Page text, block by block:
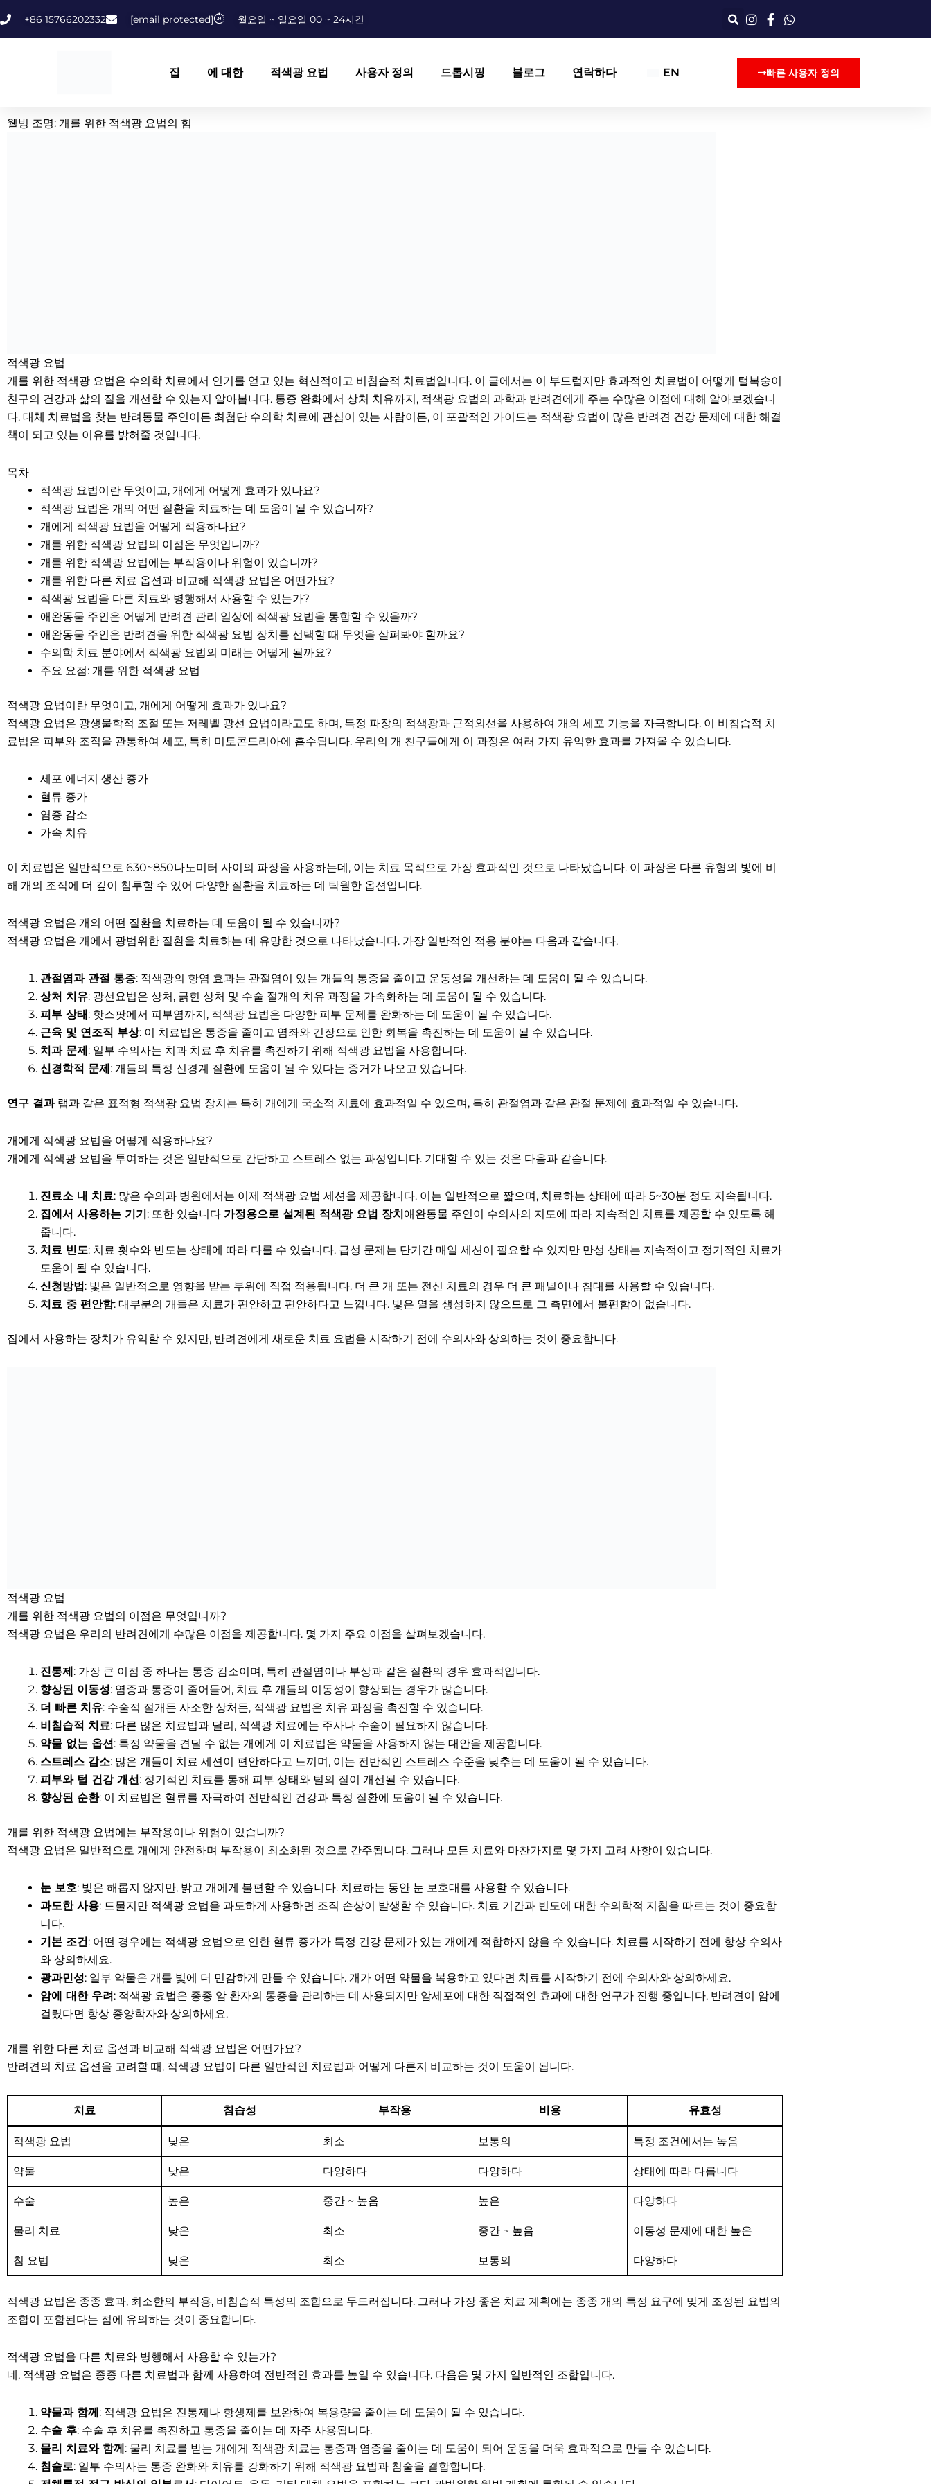
텐
뛰
+86 15766202332 [email protected] 월요일 ~ 일요일 00 ~ 24시간
집 에 대한 적색광 요법 사용자 정의 드롭시핑 블로그 연락하다 EN 빠른 사용자 정의
웰빙 조명: 개를 위한 적색광 요법의 힘
적색광 요법
개를 위한 적색광 요법은 수의학 치료에서 인기를 얻고 있는 혁신적이고 비침습적 치료법입니다. 이 글에서는 이 부드럽지만 효과적인 치료법이 어떻게 털복숭이
친구의 건강과 삶의 질을 개선할 수 있는지 알아봅니다. 통증 완화에서 상처 치유까지, 적색광 요법의 과학과 반려견에게 주는 수많은 이점에 대해 알아보겠습니
다. 대체 치료법을 찾는 반려동물 주인이든 최첨단 수의학 치료에 관심이 있는 사람이든, 이 포괄적인 가이드는 적색광 요법이 많은 반려견 건강 문제에 대한 해결
책이 되고 있는 이유를 밝혀줄 것입니다.
목차
적색광 요법이란 무엇이고, 개에게 어떻게 효과가 있나요?
적색광 요법은 개의 어떤 질환을 치료하는 데 도움이 될 수 있습니까?
개에게 적색광 요법을 어떻게 적용하나요?
개를 위한 적색광 요법의 이점은 무엇입니까?
개를 위한 적색광 요법에는 부작용이나 위험이 있습니까?
개를 위한 다른 치료 옵션과 비교해 적색광 요법은 어떤가요?
적색광 요법을 다른 치료와 병행해서 사용할 수 있는가?
애완동물 주인은 어떻게 반려견 관리 일상에 적색광 요법을 통합할 수 있을까?
애완동물 주인은 반려견을 위한 적색광 요법 장치를 선택할 때 무엇을 살펴봐야 할까요?
수의학 치료 분야에서 적색광 요법의 미래는 어떻게 될까요?
주요 요점: 개를 위한 적색광 요법
적색광 요법이란 무엇이고, 개에게 어떻게 효과가 있나요?
적색광 요법은 광생물학적 조절 또는 저레벨 광선 요법이라고도 하며, 특정 파장의 적색광과 근적외선을 사용하여 개의 세포 기능을 자극합니다. 이 비침습적 치
료법은 피부와 조직을 관통하여 세포, 특히 미토콘드리아에 흡수됩니다. 우리의 개 친구들에게 이 과정은 여러 가지 유익한 효과를 가져올 수 있습니다.
세포 에너지 생산 증가
혈류 증가
염증 감소
가속 치유
이 치료법은 일반적으로 630~850나노미터 사이의 파장을 사용하는데, 이는 치료 목적으로 가장 효과적인 것으로 나타났습니다. 이 파장은 다른 유형의 빛에 비
해 개의 조직에 더 깊이 침투할 수 있어 다양한 질환을 치료하는 데 탁월한 옵션입니다.
적색광 요법은 개의 어떤 질환을 치료하는 데 도움이 될 수 있습니까?
적색광 요법은 개에서 광범위한 질환을 치료하는 데 유망한 것으로 나타났습니다. 가장 일반적인 적용 분야는 다음과 같습니다.
관절염과 관절 통증: 적색광의 항염 효과는 관절염이 있는 개들의 통증을 줄이고 운동성을 개선하는 데 도움이 될 수 있습니다.
상처 치유: 광선요법은 상처, 긁힌 상처 및 수술 절개의 치유 과정을 가속화하는 데 도움이 될 수 있습니다.
피부 상태: 핫스팟에서 피부염까지, 적색광 요법은 다양한 피부 문제를 완화하는 데 도움이 될 수 있습니다.
근육 및 연조직 부상: 이 치료법은 통증을 줄이고 염좌와 긴장으로 인한 회복을 촉진하는 데 도움이 될 수 있습니다.
치과 문제: 일부 수의사는 치과 치료 후 치유를 촉진하기 위해 적색광 요법을 사용합니다.
신경학적 문제: 개들의 특정 신경계 질환에 도움이 될 수 있다는 증거가 나오고 있습니다.
연구 결과랩과 같은 표적형 적색광 요법 장치는 특히 개에게 국소적 치료에 효과적일 수 있으며, 특히 관절염과 같은 관절 문제에 효과적일 수 있습니다.
개에게 적색광 요법을 어떻게 적용하나요?
개에게 적색광 요법을 투여하는 것은 일반적으로 간단하고 스트레스 없는 과정입니다. 기대할 수 있는 것은 다음과 같습니다.
진료소 내 치료: 많은 수의과 병원에서는 이제 적색광 요법 세션을 제공합니다. 이는 일반적으로 짧으며, 치료하는 상태에 따라 5~30분 정도 지속됩니다.
집에서 사용하는 기기: 또한 있습니다 가정용으로 설계된 적색광 요법 장치애완동물 주인이 수의사의 지도에 따라 지속적인 치료를 제공할 수 있도록 해
줍니다.
치료 빈도: 치료 횟수와 빈도는 상태에 따라 다를 수 있습니다. 급성 문제는 단기간 매일 세션이 필요할 수 있지만 만성 상태는 지속적이고 정기적인 치료가
도움이 될 수 있습니다.
신청방법: 빛은 일반적으로 영향을 받는 부위에 직접 적용됩니다. 더 큰 개 또는 전신 치료의 경우 더 큰 패널이나 침대를 사용할 수 있습니다.
치료 중 편안함: 대부분의 개들은 치료가 편안하고 편안하다고 느낍니다. 빛은 열을 생성하지 않으므로 그 측면에서 불편함이 없습니다.
집에서 사용하는 장치가 유익할 수 있지만, 반려견에게 새로운 치료 요법을 시작하기 전에 수의사와 상의하는 것이 중요합니다.
적색광 요법
개를 위한 적색광 요법의 이점은 무엇입니까?
적색광 요법은 우리의 반려견에게 수많은 이점을 제공합니다. 몇 가지 주요 이점을 살펴보겠습니다.
진통제: 가장 큰 이점 중 하나는 통증 감소이며, 특히 관절염이나 부상과 같은 질환의 경우 효과적입니다.
향상된 이동성: 염증과 통증이 줄어들어, 치료 후 개들의 이동성이 향상되는 경우가 많습니다.
더 빠른 치유: 수술적 절개든 사소한 상처든, 적색광 요법은 치유 과정을 촉진할 수 있습니다.
비침습적 치료: 다른 많은 치료법과 달리, 적색광 치료에는 주사나 수술이 필요하지 않습니다.
약물 없는 옵션: 특정 약물을 견딜 수 없는 개에게 이 치료법은 약물을 사용하지 않는 대안을 제공합니다.
스트레스 감소: 많은 개들이 치료 세션이 편안하다고 느끼며, 이는 전반적인 스트레스 수준을 낮추는 데 도움이 될 수 있습니다.
피부와 털 건강 개선: 정기적인 치료를 통해 피부 상태와 털의 질이 개선될 수 있습니다.
향상된 순환: 이 치료법은 혈류를 자극하여 전반적인 건강과 특정 질환에 도움이 될 수 있습니다.
개를 위한 적색광 요법에는 부작용이나 위험이 있습니까?
적색광 요법은 일반적으로 개에게 안전하며 부작용이 최소화된 것으로 간주됩니다. 그러나 모든 치료와 마찬가지로 몇 가지 고려 사항이 있습니다.
눈 보호: 빛은 해롭지 않지만, 밝고 개에게 불편할 수 있습니다. 치료하는 동안 눈 보호대를 사용할 수 있습니다.
과도한 사용: 드물지만 적색광 요법을 과도하게 사용하면 조직 손상이 발생할 수 있습니다. 치료 기간과 빈도에 대한 수의학적 지침을 따르는 것이 중요합
니다.
기본 조건: 어떤 경우에는 적색광 요법으로 인한 혈류 증가가 특정 건강 문제가 있는 개에게 적합하지 않을 수 있습니다. 치료를 시작하기 전에 항상 수의사
와 상의하세요.
광과민성: 일부 약물은 개를 빛에 더 민감하게 만들 수 있습니다. 개가 어떤 약물을 복용하고 있다면 치료를 시작하기 전에 수의사와 상의하세요.
암에 대한 우려: 적색광 요법은 종종 암 환자의 통증을 관리하는 데 사용되지만 암세포에 대한 직접적인 효과에 대한 연구가 진행 중입니다. 반려견이 암에
걸렸다면 항상 종양학자와 상의하세요.
개를 위한 다른 치료 옵션과 비교해 적색광 요법은 어떤가요?
반려견의 치료 옵션을 고려할 때, 적색광 요법이 다른 일반적인 치료법과 어떻게 다른지 비교하는 것이 도움이 됩니다.
치료 침습성 부작용 비용 유효성
적색광 요법 낮은 최소 보통의 특정 조건에서는 높음
약물 낮은 다양하다 다양하다 상태에 따라 다릅니다
수술 높은 중간 ~ 높음 높은 다양하다
물리 치료 낮은 최소 중간 ~ 높음 이동성 문제에 대한 높은
침 요법 낮은 최소 보통의 다양하다
적색광 요법은 종종 효과, 최소한의 부작용, 비침습적 특성의 조합으로 두드러집니다. 그러나 가장 좋은 치료 계획에는 종종 개의 특정 요구에 맞게 조정된 요법의
조합이 포함된다는 점에 유의하는 것이 중요합니다.
적색광 요법을 다른 치료와 병행해서 사용할 수 있는가?
네, 적색광 요법은 종종 다른 치료법과 함께 사용하여 전반적인 효과를 높일 수 있습니다. 다음은 몇 가지 일반적인 조합입니다.
약물과 함께: 적색광 요법은 진통제나 항생제를 보완하여 복용량을 줄이는 데 도움이 될 수 있습니다.
수술 후: 수술 후 치유를 촉진하고 통증을 줄이는 데 자주 사용됩니다.
물리 치료와 함께: 물리 치료를 받는 개에게 적색광 치료는 통증과 염증을 줄이는 데 도움이 되어 운동을 더욱 효과적으로 만들 수 있습니다.
침술로: 일부 수의사는 통증 완화와 치유를 강화하기 위해 적색광 요법과 침술을 결합합니다.